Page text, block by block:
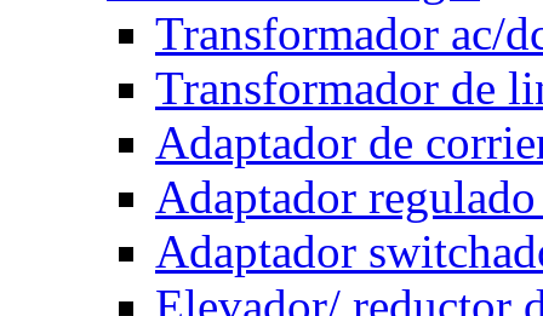
Transformador ac/
Transformador de
Adaptador de
Adaptador
Adaptador